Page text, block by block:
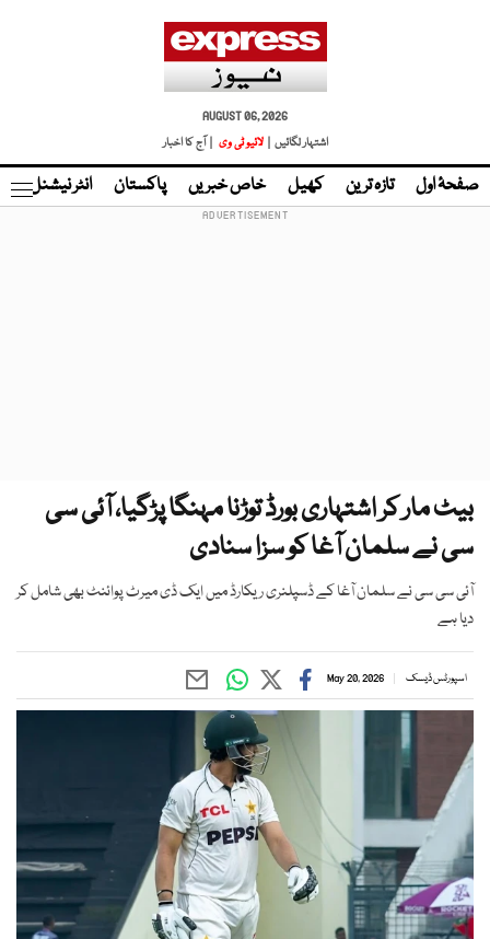
AUGUST 06, 2026
اشتہار لگائیں |
لائیو ٹی وی | آج کا اخبار
صفحۂ اول تازہ ترین کھیل خاص خبریں پاکستان انٹر نیشنل
بیٹ مار کر اشتہاری بورڈ توڑنا مہنگا پڑگیا، آئی سی
سی نے سلمان آغا کو سزا سنادی
آئی سی سی نے سلمان آغا کے ڈسپلنری ریکارڈ میں ایک ڈی میرٹ پوائنٹ بھی شامل کر
دیا ہے
اسپورٹس ڈیسک May 20, 2026